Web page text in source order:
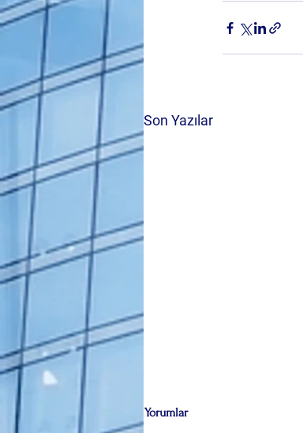
Son Yazılar
Yorumlar